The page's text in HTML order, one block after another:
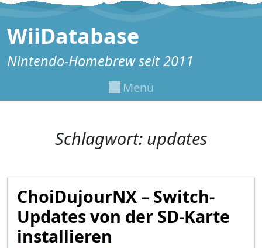
Zum Inhalt springen
WiiDatabase
Nintendo-Homebrew seit 2011
Menü
Schlagwort: updates
ChoiDujourNX – Switch-
Updates von der SD-Karte
installieren